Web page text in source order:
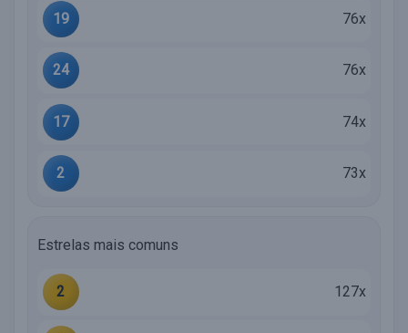
19 76x
24 76x
17 74x
2 73x
Estrelas mais comuns
2 127x